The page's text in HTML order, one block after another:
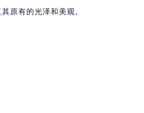
原有的光泽和美观。